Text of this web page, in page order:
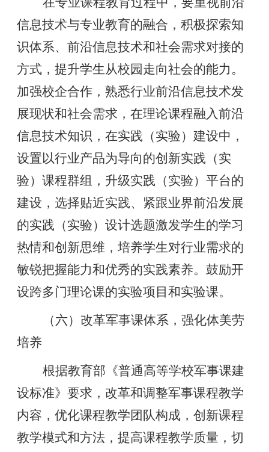
信息技术与专业教育的融合，积极探索知
识体系、前沿信息技术和社会需求对接的
方式，提升学生从校园走向社会的能力。
加强校企合作，熟悉行业前沿信息技术发
展现状和社会需求，在理论课程融入前沿
信息技术知识，在实践（实验）建设中，
设置以行业产品为导向的创新实践（实
验）课程群组，升级实践（实验）平台的
建设，选择贴近实践、紧跟业界前沿发展
的实践（实验）设计选题激发学生的学习
热情和创新思维，培养学生对行业需求的
敏锐把握能力和优秀的实践素养。鼓励开
设跨多门理论课的实验项目和实验课。
（六）改革军事课体系，强化体美劳
培养
根据教育部《普通高等学校军事课建
设标准》要求，改革和调整军事课程教学
内容，优化课程教学团队构成，创新课程
教学模式和方法，提高课程教学质量，切